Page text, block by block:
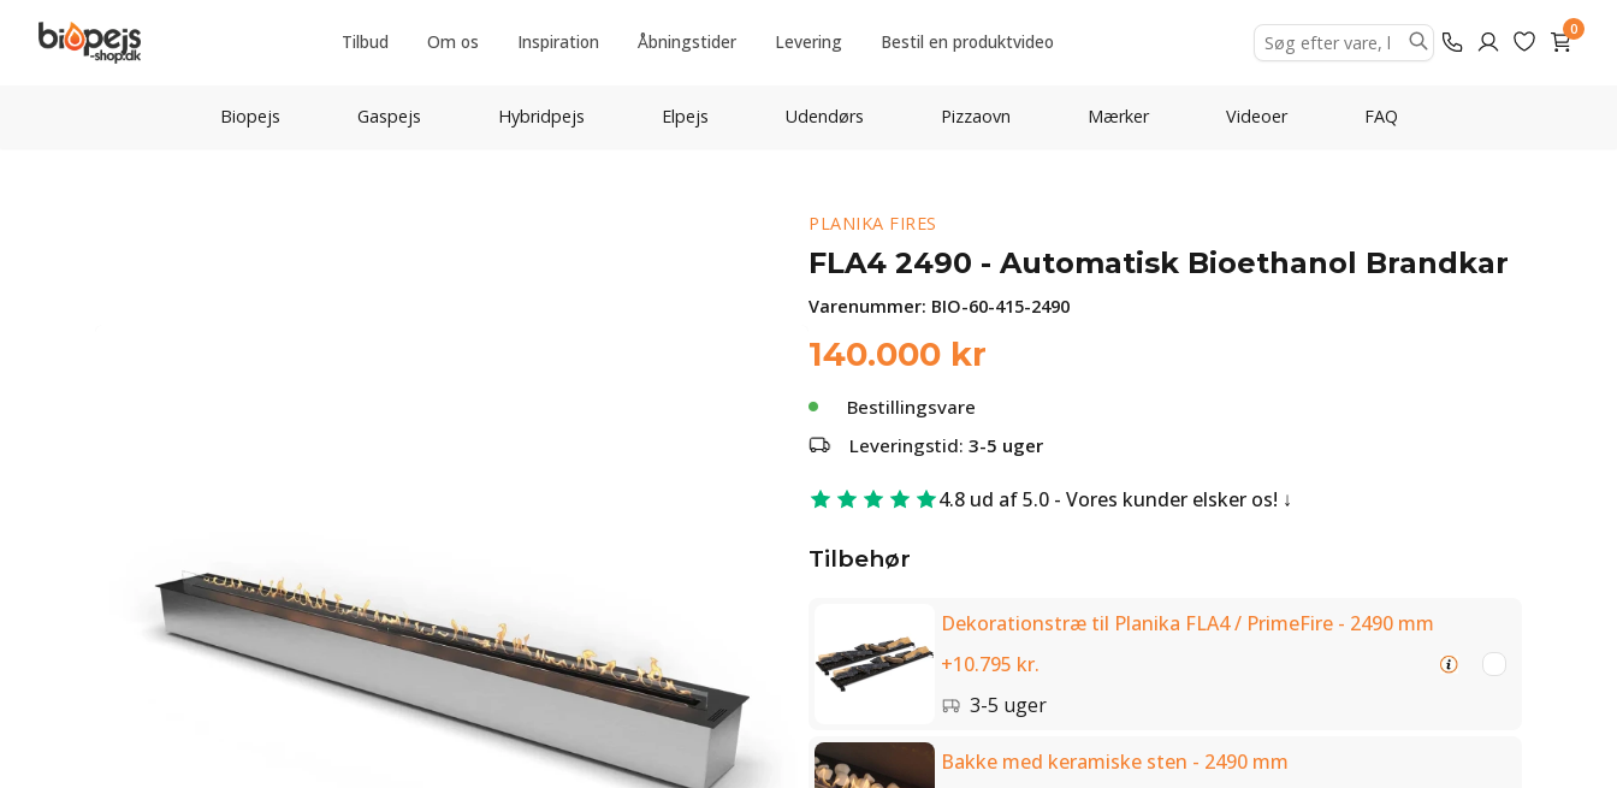
Tilbud Om os Inspiration Åbningstider Levering Bestil en produktvideo
0
Biopejs Gaspejs Hybridpejs Elpejs Udendørs Pizzaovn Mærker Videoer FAQ
PLANIKA FIRES
FLA4 2490 - Automatisk Bioethanol Brandkar
Varenummer: BIO-60-415-2490
140.000 kr
Bestillingsvare
Leveringstid: 3-5 uger
4.8 ud af 5.0 - Vores kunder elsker os!
Tilbehør
Dekorationstræ til Planika FLA4 / PrimeFire - 2490 mm
+10.795 kr.
3-5 uger
Bakke med keramiske sten - 2490 mm